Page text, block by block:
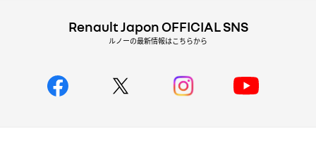
Renault Japon OFFICIAL SNS
ルノーの最新情報はこちらから